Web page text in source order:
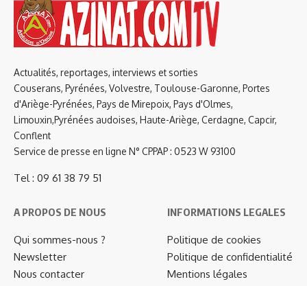
Actualités, reportages, interviews et sorties
Couserans, Pyrénées, Volvestre, Toulouse-Garonne, Portes
d'Ariège-Pyrénées, Pays de Mirepoix, Pays d'Olmes,
Limouxin,Pyrénées audoises, Haute-Ariège, Cerdagne, Capcir,
Conflent
Service de presse en ligne N° CPPAP : 0523 W 93100
Tel : 09 61 38 79 51
A PROPOS DE NOUS
Qui sommes-nous ?
Newsletter
Nous contacter
INFORMATIONS LEGALES
Politique de cookies
Politique de confidentialité
Mentions légales